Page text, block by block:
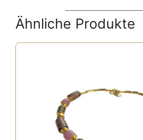
Ähnliche Produkte